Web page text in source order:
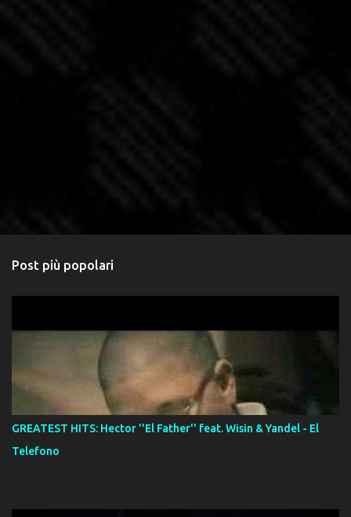
Post più popolari
GREATEST HITS: Hector ''El Father'' feat. Wisin & Yandel - El
Telefono